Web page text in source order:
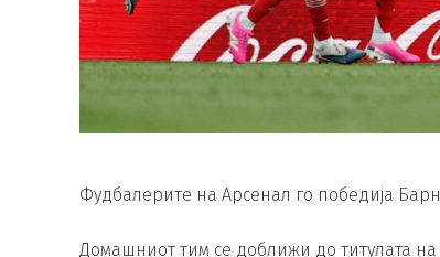
Фудбалерите на Арсенал го победија
Домашниот тим се доближи до титулата